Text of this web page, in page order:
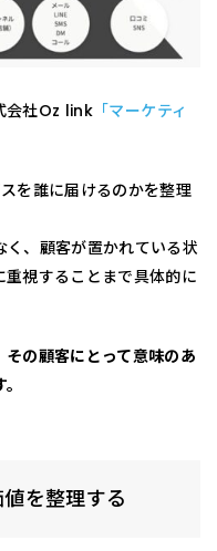
会社Oz link 「マーケティ
を誰に届けるのかを整理
、顧客が置かれている状
視することまで具体的に
の顧客にとって意味のあ
を整理する